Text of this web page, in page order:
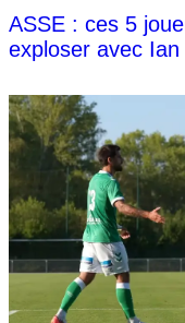
ASSE : ces 5
exploser avec